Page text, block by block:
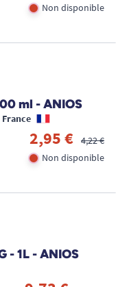
Non disponible
ml - ANIOS
2,95 €
4,22 €
Non disponible
- 1L - ANIOS